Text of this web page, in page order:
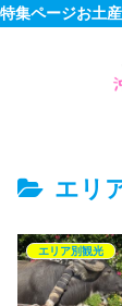
特集ページお土産
エリ
エリア別観光